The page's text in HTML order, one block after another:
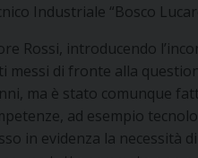
Industriale “Bosco
Rossi, introducendo
messi di fronte alla
ma è stato comunque
ad esempio
in evidenza la necessità